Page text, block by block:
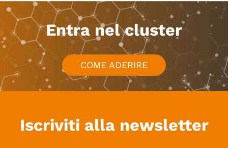
Entra nel cluster
COME ADERIRE
Iscriviti alla newsletter